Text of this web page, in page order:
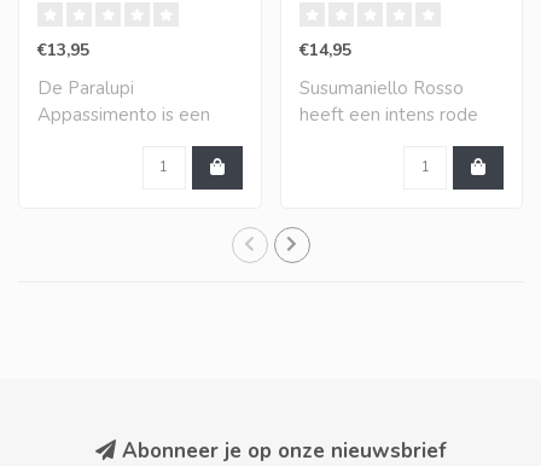
€13,95
De Paralupi
Appassimento is een
zeer ronde en volle rode
€14,95
Susumaniello Rosso
heeft een intens rode
Abonneer je op onze nieuwsbrief